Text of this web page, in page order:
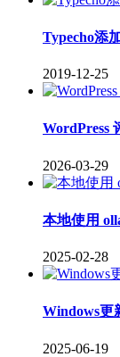
Typecho添
2019-12-25
WordPress
2026-03-29
本地使用
2025-02-28
Windows更
2025-06-19